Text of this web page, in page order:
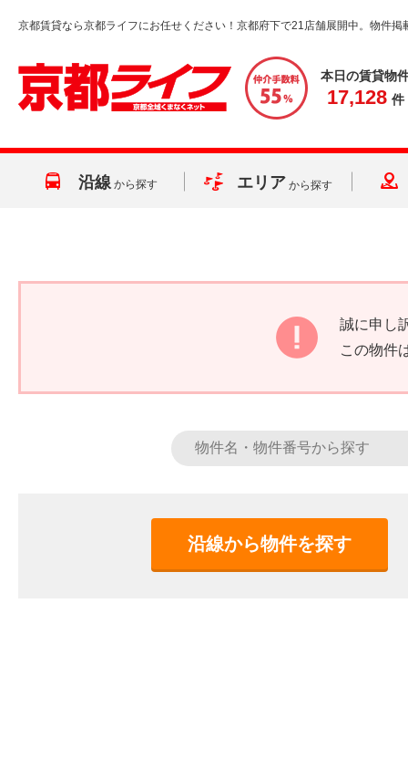
京都賃貸なら京都ライフにお任せください！京都府下で21店舗展開中。物件掲
本日の賃貸物
17,128 件
沿線 から探す エリア から探す
誠に申し
この物件
沿線から物件を探す